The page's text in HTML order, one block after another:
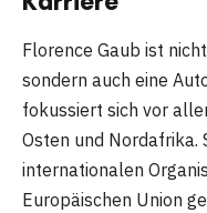
Florence Gaub ist
sondern auch eine
fokussiert sich vor
Osten und Nordafrika.
internationalen
Europäischen Union